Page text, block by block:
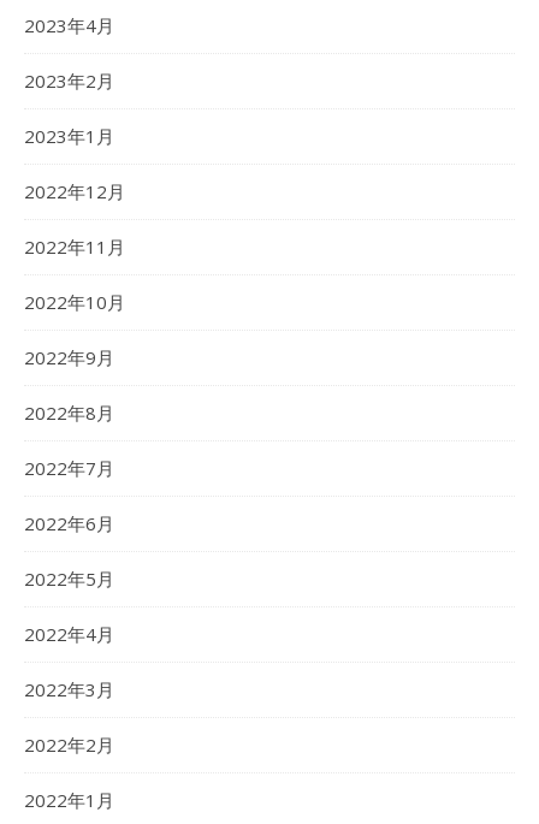
2023年4月
2023年2月
2023年1月
2022年12月
2022年11月
2022年10月
2022年9月
2022年8月
2022年7月
2022年6月
2022年5月
2022年4月
2022年3月
2022年2月
2022年1月